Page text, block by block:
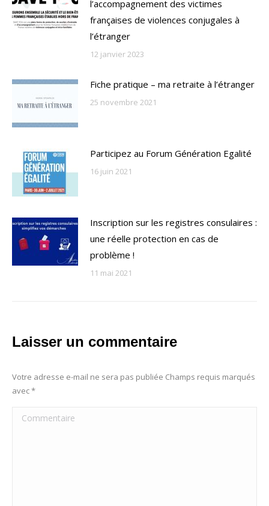
l’accompagnement des victimes
françaises de violences conjugales à
l’étranger
12 janvier 2023
Fiche pratique – ma retraite à l’étranger
25 novembre 2021
Participez au Forum Génération Egalité
16 juin 2021
Inscription sur les registres consulaires :
une réelle protection en cas de
problème !
11 mai 2021
Laisser un commentaire
Votre adresse e-mail ne sera pas publiée Champs requis marqués
avec*
Commentaire